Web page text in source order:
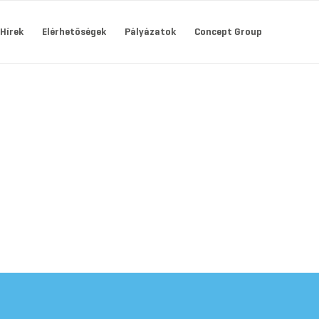
Hírek Elérhetőségek Pályázatok Concept Group